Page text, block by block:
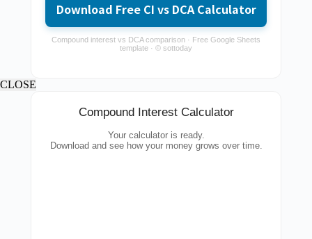
Download Free CI vs DCA Calculator
Compound interest vs DCA comparison · Free Google Sheets
template · © sottoday
CLOSE
Compound Interest Calculator
Your calculator is ready.
Download and see how your money grows over time.